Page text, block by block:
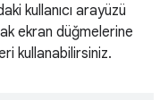
kullanıcı arayüzü
ekran düğmelerine
kullanabilirsiniz.